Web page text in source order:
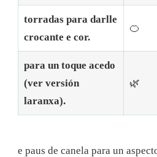
torradas para darlle
crocante e cor.
🍊
para un toque acedo
(ver versión
laranxa).
🌿
e paus de canela para un